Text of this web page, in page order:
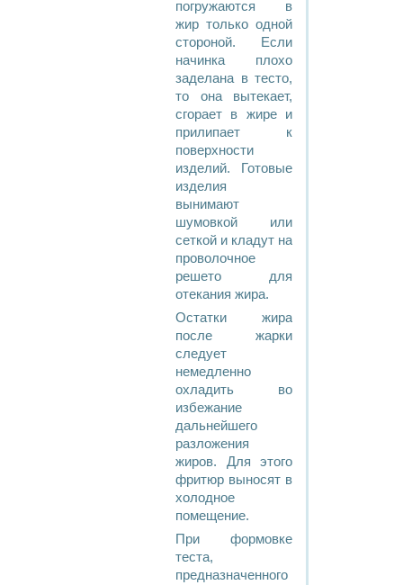
погружаются в
жир только одной
стороной. Если
начинка плохо
заделана в тесто,
то она вытекает,
сгорает в жире и
прилипает к
поверхности
изделий. Готовые
изделия
вынимают
шумовкой или
сеткой и кладут на
проволочное
решето для
отекания жира.
Остатки жира
после жарки
следует
немедленно
охладить во
избежание
дальнейшего
разложения
жиров. Для этого
фритюр выносят в
холодное
помещение.
При формовке
теста,
предназначенного